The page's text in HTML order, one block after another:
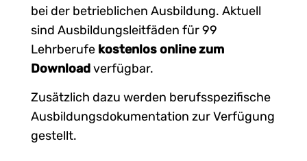
bei der betrieblichen Ausbildung. Aktuell
sind Ausbildungsleitfäden für 99
Lehrberufekostenlos online zum
Downloadverfügbar.
Zusätzlich dazu werden berufsspezifische
Ausbildungsdokumentation zur Verfügung
gestellt.